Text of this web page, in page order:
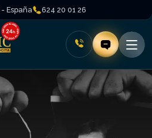
España 624 20 01 26